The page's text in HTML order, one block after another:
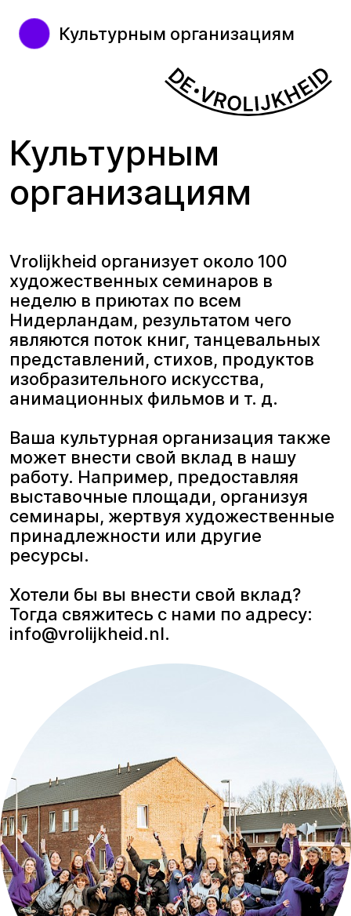
Культурным организациям
Культурным
организациям
Vrolijkheid организует около 100
художественных семинаров в
неделю в приютах по всем
Нидерландам, результатом чего
являются поток книг, танцевальных
представлений, стихов, продуктов
изобразительного искусства,
анимационных фильмов и т. д.
Ваша культурная организация также
может внести свой вклад в нашу
работу. Например, предоставляя
выставочные площади, организуя
семинары, жертвуя художественные
принадлежности или другие
ресурсы.
Хотели бы вы внести свой вклад?
Тогда свяжитесь с нами по адресу:
info@vrolijkheid.nl.